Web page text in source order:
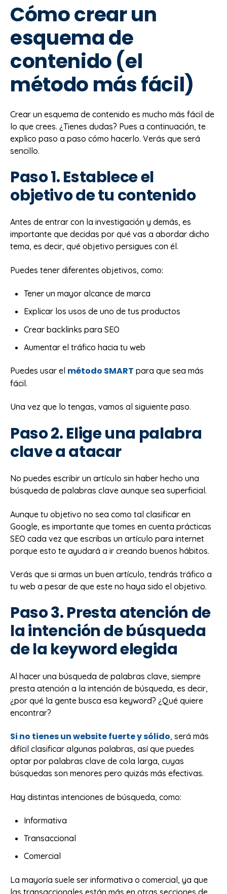
Cómo crear un
esquema de
contenido (el
método más fácil)
Crear un esquema de contenido es mucho más fácil de
lo que crees. ¿Tienes dudas? Pues a continuación, te
explico paso a paso cómo hacerlo. Verás que será
sencillo.
Paso 1. Establece el
objetivo de tu contenido
Antes de entrar con la investigación y demás, es
importante que decidas por qué vas a abordar dicho
tema, es decir, qué objetivo persigues con él.
Puedes tener diferentes objetivos, como:
Tener un mayor alcance de marca
Explicar los usos de uno de tus productos
Crear backlinks para SEO
Aumentar el tráfico hacia tu web
Puedes usar el método SMART para que sea más
fácil.
Una vez que lo tengas, vamos al siguiente paso.
Paso 2. Elige una palabra
clave a atacar
No puedes escribir un artículo sin haber hecho una
búsqueda de palabras clave aunque sea superficial.
Aunque tu objetivo no sea como tal clasificar en
Google, es importante que tomes en cuenta prácticas
SEO cada vez que escribas un artículo para internet
porque esto te ayudará a ir creando buenos hábitos.
Verás que si armas un buen artículo, tendrás tráfico a
tu web a pesar de que este no haya sido el objetivo.
Paso 3. Presta atención de
la intención de búsqueda
de la keyword elegida
Al hacer una búsqueda de palabras clave, siempre
presta atención a la intención de búsqueda, es decir,
¿por qué la gente busca esa keyword? ¿Qué quiere
encontrar?
Si no tienes un website fuerte y sólido, será más
difícil clasificar algunas palabras, así que puedes
optar por palabras clave de cola larga, cuyas
búsquedas son menores pero quizás más efectivas.
Hay distintas intenciones de búsqueda, como:
Informativa
Transaccional
Comercial
La mayoría suele ser informativa o comercial, ya que
las transaccionales están más en otras secciones de